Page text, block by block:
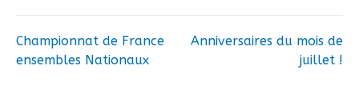
Navigation
Championnat de France
ensembles Nationaux
Anniversaires du mois de
juillet !